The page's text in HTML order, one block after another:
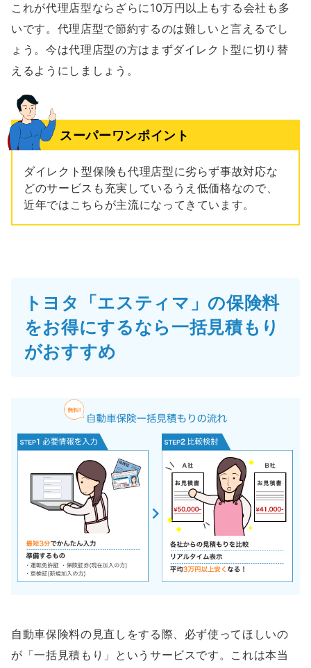
これが代理店型ならざらに10万円以上もする会社も多
いです。代理店型で節約するのは難しいと言えるでし
ょう。今は代理店型の方はまずダイレクト型に切り替
えるようにしましょう。
スーパーワンポイント
ダイレクト型保険も代理店型に劣らず事故対応な
どのサービスも充実しているうえ低価格なので、
近年ではこちらが主流になってきています。
トヨタ「エスティマ」の保険料
をお得にするなら一括見積もり
がおすすめ
自動車保険料の見直しをする際、必ず使ってほしいの
が「一括見積もり」というサービスです。これは本当